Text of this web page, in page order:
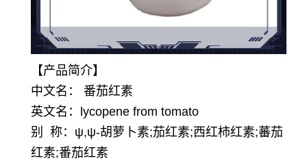
【产品简介】
中文名： 番茄红素
英文名：lycopene from tomato
别 称：ψ,ψ-胡萝卜素;茄红素;西红柿红素;蕃茄
红素;番茄红素